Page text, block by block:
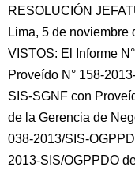
RESOLUCIÓN
Lima, 5 de noviembre
VISTOS: El Informe
Proveído N° 158-
SIS-SGNF con
de la Gerencia de
038-2013/SIS-
2013-SIS/OGPPDO